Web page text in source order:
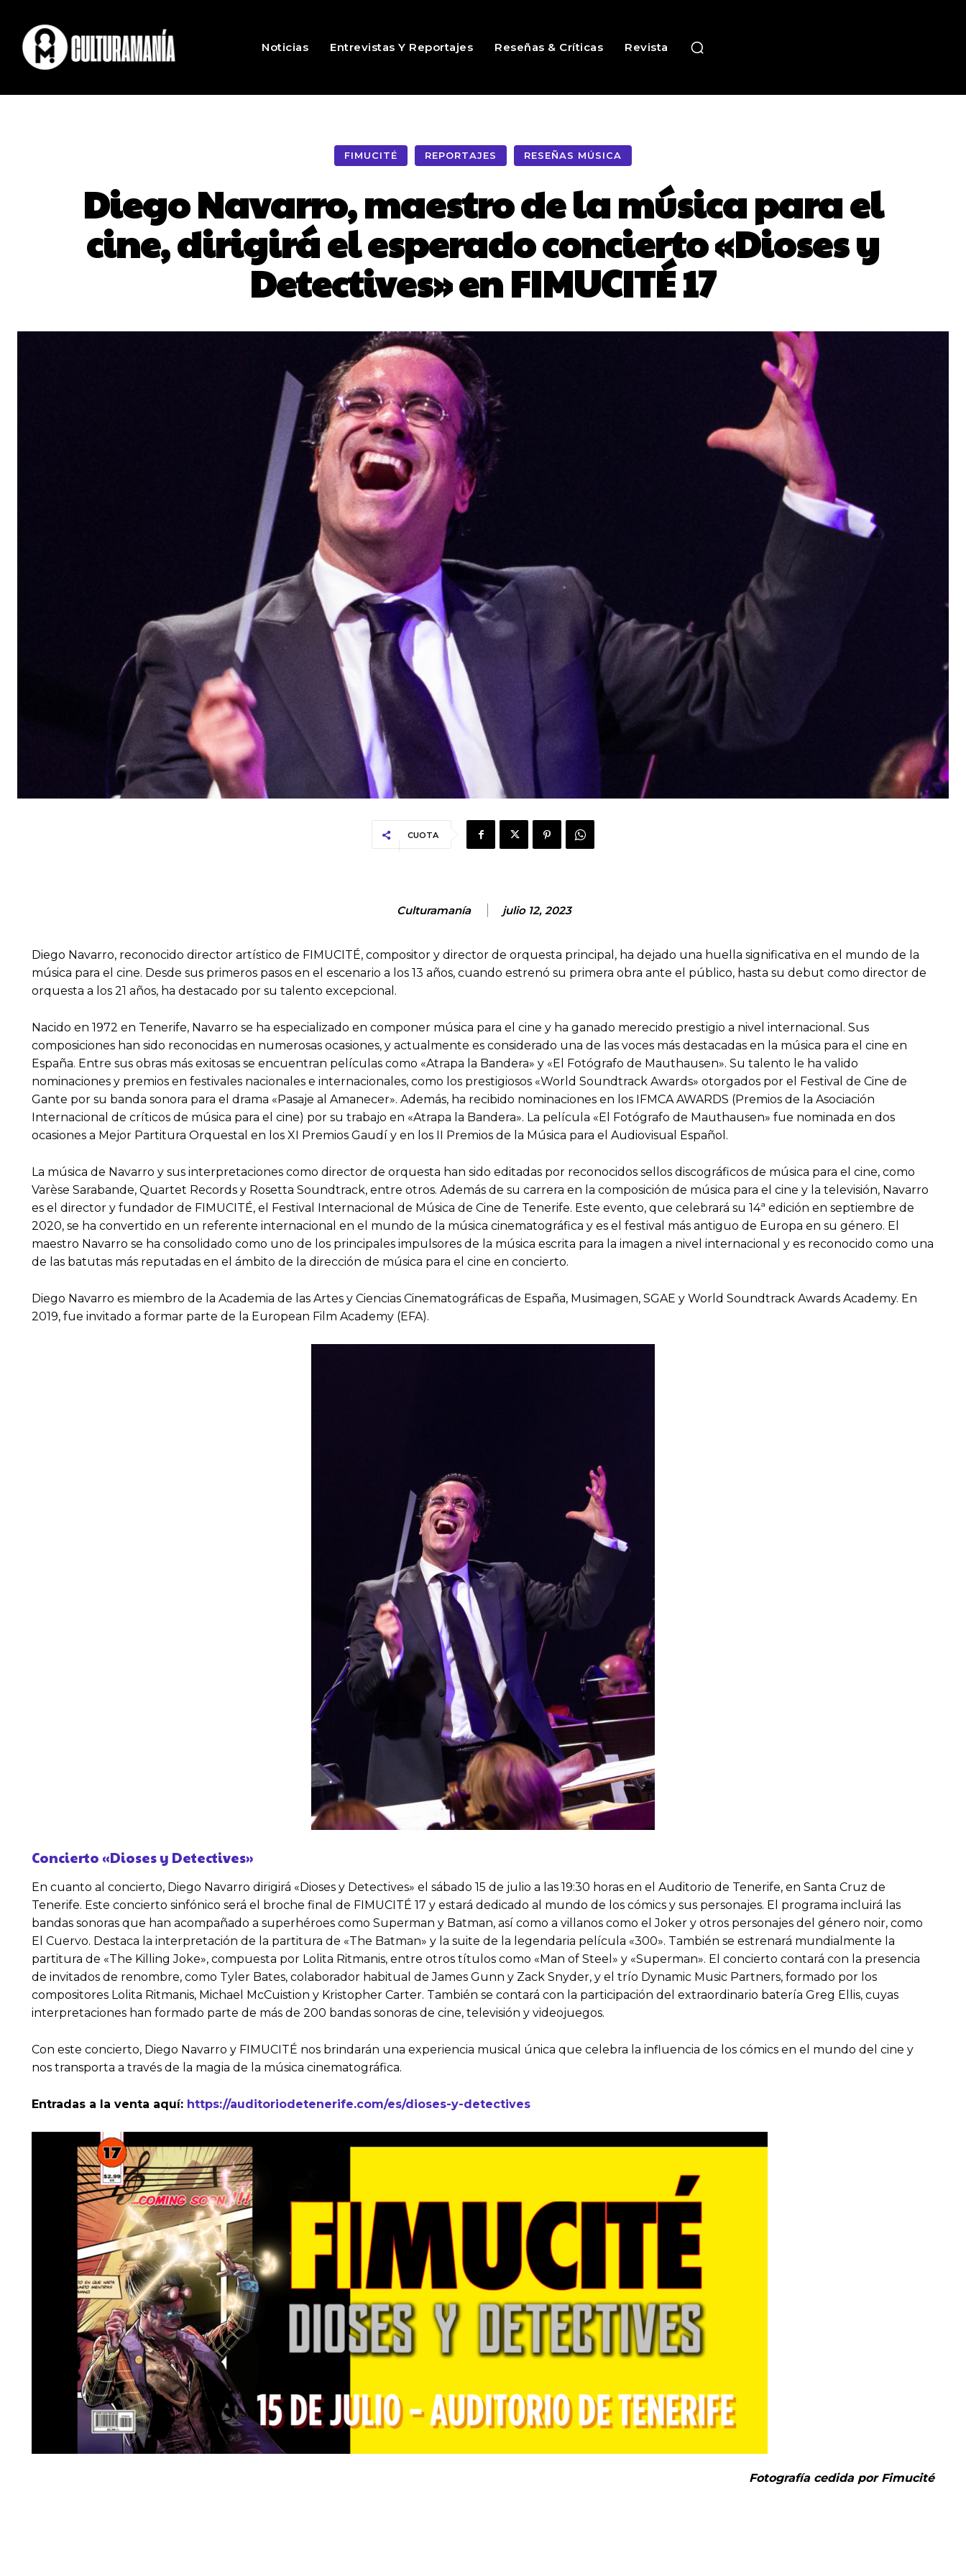
Noticias Entrevistas Y Reportajes Reseñas & Críticas Revista
FIMUCITÉ REPORTAJES RESEÑAS MÚSICA
Diego Navarro, maestro de la música para el
cine, dirigirá el esperado concierto «Dioses y
Detectives» en FIMUCITÉ 17
CUOTA
Culturamanía julio 12, 2023
Diego Navarro, reconocido director artístico de FIMUCITÉ, compositor y director de orquesta principal, ha dejado una huella significativa en el mundo de la
música para el cine. Desde sus primeros pasos en el escenario a los 13 años, cuando estrenó su primera obra ante el público, hasta su debut como director de
orquesta a los 21 años, ha destacado por su talento excepcional.
Nacido en 1972 en Tenerife, Navarro se ha especializado en componer música para el cine y ha ganado merecido prestigio a nivel internacional. Sus
composiciones han sido reconocidas en numerosas ocasiones, y actualmente es considerado una de las voces más destacadas en la música para el cine en
España. Entre sus obras más exitosas se encuentran películas como «Atrapa la Bandera» y «El Fotógrafo de Mauthausen». Su talento le ha valido
nominaciones y premios en festivales nacionales e internacionales, como los prestigiosos «World Soundtrack Awards» otorgados por el Festival de Cine de
Gante por su banda sonora para el drama «Pasaje al Amanecer». Además, ha recibido nominaciones en los IFMCA AWARDS (Premios de la Asociación
Internacional de críticos de música para el cine) por su trabajo en «Atrapa la Bandera». La película «El Fotógrafo de Mauthausen» fue nominada en dos
ocasiones a Mejor Partitura Orquestal en los XI Premios Gaudí y en los II Premios de la Música para el Audiovisual Español.
La música de Navarro y sus interpretaciones como director de orquesta han sido editadas por reconocidos sellos discográficos de música para el cine, como
Varèse Sarabande, Quartet Records y Rosetta Soundtrack, entre otros. Además de su carrera en la composición de música para el cine y la televisión, Navarro
es el director y fundador de FIMUCITÉ, el Festival Internacional de Música de Cine de Tenerife. Este evento, que celebrará su 14ª edición en septiembre de
2020, se ha convertido en un referente internacional en el mundo de la música cinematográfica y es el festival más antiguo de Europa en su género. El
maestro Navarro se ha consolidado como uno de los principales impulsores de la música escrita para la imagen a nivel internacional y es reconocido como una
de las batutas más reputadas en el ámbito de la dirección de música para el cine en concierto.
Diego Navarro es miembro de la Academia de las Artes y Ciencias Cinematográficas de España, Musimagen, SGAE y World Soundtrack Awards Academy. En
2019, fue invitado a formar parte de la European Film Academy (EFA).
Concierto «Dioses y Detectives»
En cuanto al concierto, Diego Navarro dirigirá «Dioses y Detectives» el sábado 15 de julio a las 19:30 horas en el Auditorio de Tenerife, en Santa Cruz de
Tenerife. Este concierto sinfónico será el broche final de FIMUCITÉ 17 y estará dedicado al mundo de los cómics y sus personajes. El programa incluirá las
bandas sonoras que han acompañado a superhéroes como Superman y Batman, así como a villanos como el Joker y otros personajes del género noir, como
El Cuervo. Destaca la interpretación de la partitura de «The Batman» y la suite de la legendaria película «300». También se estrenará mundialmente la
partitura de «The Killing Joke», compuesta por Lolita Ritmanis, entre otros títulos como «Man of Steel» y «Superman». El concierto contará con la presencia
de invitados de renombre, como Tyler Bates, colaborador habitual de James Gunn y Zack Snyder, y el trío Dynamic Music Partners, formado por los
compositores Lolita Ritmanis, Michael McCuistion y Kristopher Carter. También se contará con la participación del extraordinario batería Greg Ellis, cuyas
interpretaciones han formado parte de más de 200 bandas sonoras de cine, televisión y videojuegos.
Con este concierto, Diego Navarro y FIMUCITÉ nos brindarán una experiencia musical única que celebra la influencia de los cómics en el mundo del cine y
nos transporta a través de la magia de la música cinematográfica.
Entradas a la venta aquí: https://auditoriodetenerife.com/es/dioses-y-detectives
Fotografía cedida por Fimucité